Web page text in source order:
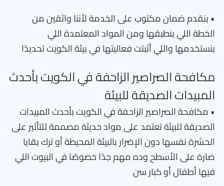
• بنقدم ضمان مكتوب على الخدمة لأننا واثقين من
الخطة اللي بنطبقها ومن المواد المعتمدة اللي
بنستخدمها واللي أثبتت فعاليتها في بيئة الكويت تحديدًا
مكافحة الصراصير الزاحفة في الكويت بأحدث
المبيدات الصديقة للبيئة
• مكافحة الصراصير الزاحفة في الكويت بأحدث المبيدات
الصديقة للبيئة تعتمد على مواد حديثة مصممة للتأثير على
الحشرة نفسها دون الإضرار بالبيئة المحيطة أو ترك بقايا
ضارة على الأسطح وده مهم جدًا خصوصًا في البيوت اللي
فيها أطفال أو كبار سن